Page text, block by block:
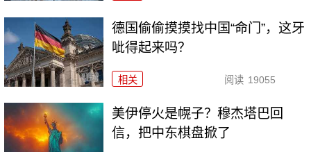
德国偷偷摸摸找中国“命门”，这牙
呲得起来吗？
相关 阅读 19055
美伊停火是幌子？穆杰塔巴回
信，把中东棋盘掀了